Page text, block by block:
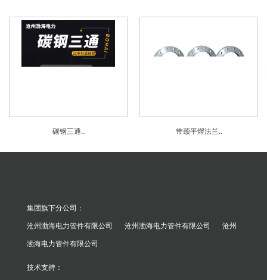
碳钢三通.. 带颈平焊法兰..
集团旗下分公司：
沧州渤海电力管件有限公司
沧州渤海电力管件有限公司
沧州
渤海电力管件有限公司
技术支持：